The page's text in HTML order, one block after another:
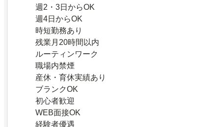
週2・3日からOK
週4日からOK
時短勤務あり
残業月20時間以内
ルーティンワーク
職場内禁煙
産休・育休実績あり
ブランクOK
初心者歓迎
WEB面接OK
経験者優遇